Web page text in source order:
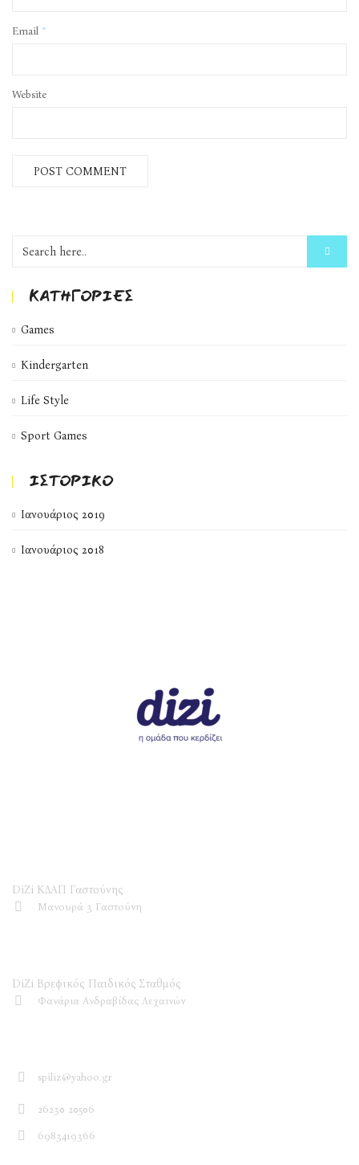
Email *
Website
KΑΤΗΓΟΡΊΕΣ
Games
Kindergarten
Life Style
Sport Games
ΙΣΤΟΡΙΚΌ
Ιανουάριος 2019
Ιανουάριος 2018
DiZi ΚΔΑΠ Γαστούνης
Μανουρά 3 Γαστούνη
DiZi Βρεφικός Παιδικός Σταθμός
Φανάρια Ανδραβίδας Λεχαινών
spiliz@yahoo.gr
26230 20506
6983419366